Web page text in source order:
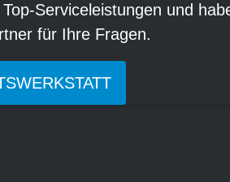
Serviceleistungen und
für Ihre Fragen.